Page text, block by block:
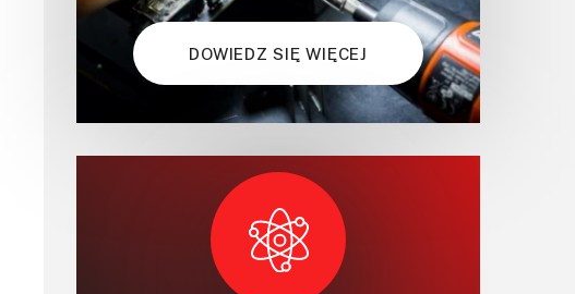
DOWIEDZ SIĘ WIĘCEJ